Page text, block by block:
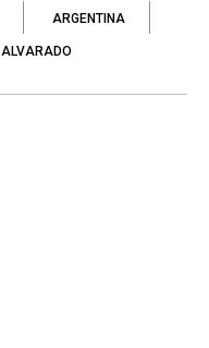
ARGENTINA
ALVARADO